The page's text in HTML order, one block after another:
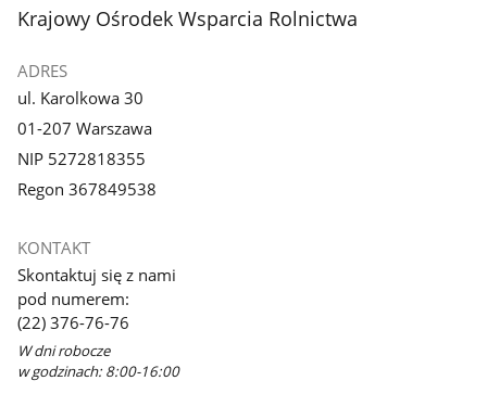
stopka
Krajowy Ośrodek Wsparcia Rolnictwa
ADRES
ul. Karolkowa 30
01-207 Warszawa
NIP 5272818355
Regon 367849538
KONTAKT
Skontaktuj się z nami
pod numerem:
(22) 376-76-76
W dni robocze
w godzinach: 8:00-16:00